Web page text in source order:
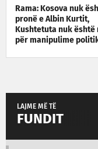
Rama: Kosova nuk
pronë e Albin Kurtit,
Kushtetuta nuk është
për manipulime
LAJME MË TË
FUNDIT